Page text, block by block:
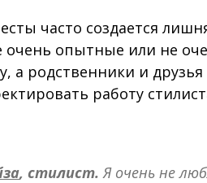
часто создается
очень опытные или не
а родственники и
работу
, стилист. Я очень не